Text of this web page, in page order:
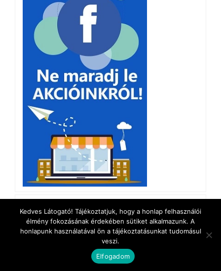
Kedves Látogató! Tájékoztatjuk, hogy a honlap felhasználói
élmény fokozásának érdekében sütiket alkalmazunk. A
honlapunk használatával ön a tájékoztatásunkat tudomásul
veszi.
Elfogadom